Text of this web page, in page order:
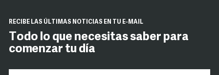
RECIBE LAS ÚLTIMAS NOTICIAS EN TU E-MAIL
Todo lo que necesitas saber para
comenzar tu día